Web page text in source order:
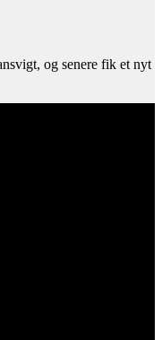
og senere fik et nyt